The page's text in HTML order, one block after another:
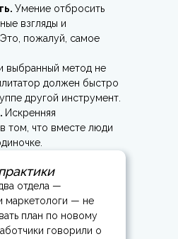
Умение отбросить
взгляды и
пожалуй, самое
выбранный метод не
должен быстро
другой инструмент.
Искренняя
том, что вместе люди
отдела —
маркетологи — не
план по новому
говорили о